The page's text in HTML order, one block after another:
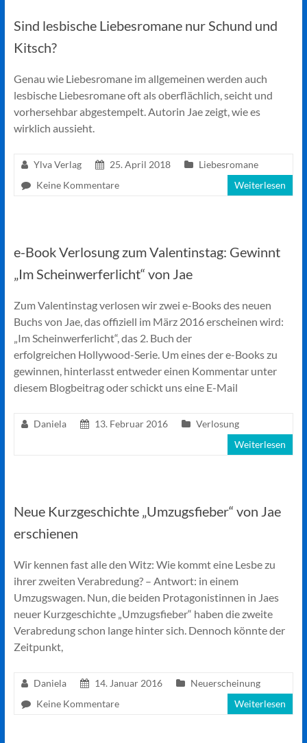
Sind lesbische Liebesromane nur Schund und
Kitsch?
Genau wie Liebesromane im allgemeinen werden auch
lesbische Liebesromane oft als oberflächlich, seicht und
vorhersehbar abgestempelt. Autorin Jae zeigt, wie es
wirklich aussieht.
Ylva Verlag 25. April 2018
Liebesromane
Keine Kommentare
Weiterlesen
e-Book Verlosung zum Valentinstag: Gewinnt
„Im Scheinwerferlicht“ von Jae
Zum Valentinstag verlosen wir zwei e-Books des neuen
Buchs von Jae, das offiziell im März 2016 erscheinen wird:
„Im Scheinwerferlicht“, das 2. Buch der
erfolgreichen Hollywood-Serie. Um eines der e-Books zu
gewinnen, hinterlasst entweder einen Kommentar unter
diesem Blogbeitrag oder schickt uns eine E-Mail
Daniela 13. Februar 2016
Verlosung
Weiterlesen
Neue Kurzgeschichte „Umzugsfieber“ von Jae
erschienen
Wir kennen fast alle den Witz: Wie kommt eine Lesbe zu
ihrer zweiten Verabredung? – Antwort: in einem
Umzugswagen. Nun, die beiden Protagonistinnen in Jaes
neuer Kurzgeschichte „Umzugsfieber“ haben die zweite
Verabredung schon lange hinter sich. Dennoch könnte der
Zeitpunkt,
Daniela 14. Januar 2016
Neuerscheinung
Keine Kommentare
Weiterlesen